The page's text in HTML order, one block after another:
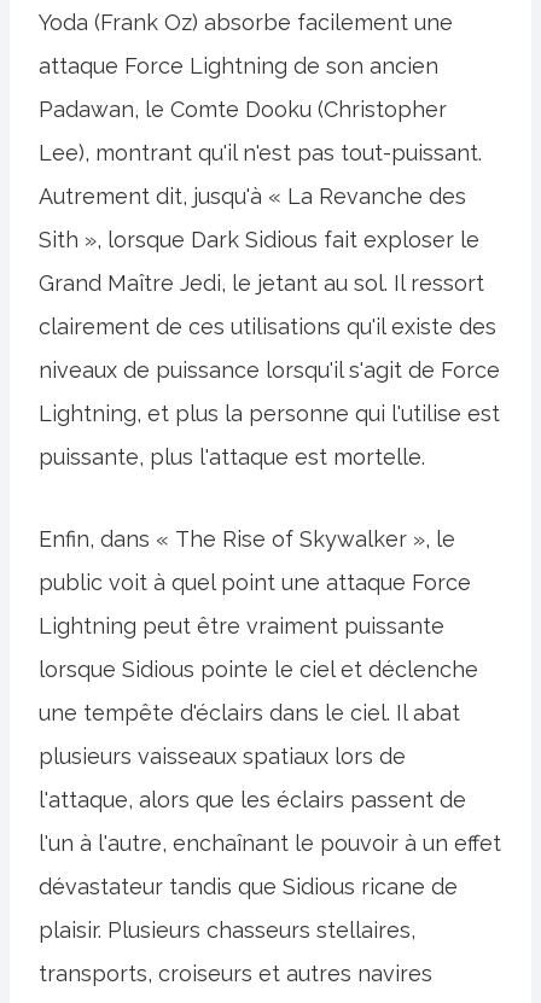
Yoda (Frank Oz) absorbe facilement une
attaque Force Lightning de son ancien
Padawan, le Comte Dooku (Christopher
Lee), montrant qu'il n'est pas tout-puissant.
Autrement dit, jusqu'à « La Revanche des
Sith », lorsque Dark Sidious fait exploser le
Grand Maître Jedi, le jetant au sol. Il ressort
clairement de ces utilisations qu'il existe des
niveaux de puissance lorsqu'il s'agit de Force
Lightning, et plus la personne qui l'utilise est
puissante, plus l'attaque est mortelle.
Enfin, dans « The Rise of Skywalker », le
public voit à quel point une attaque Force
Lightning peut être vraiment puissante
lorsque Sidious pointe le ciel et déclenche
une tempête d'éclairs dans le ciel. Il abat
plusieurs vaisseaux spatiaux lors de
l'attaque, alors que les éclairs passent de
l'un à l'autre, enchaînant le pouvoir à un effet
dévastateur tandis que Sidious ricane de
plaisir. Plusieurs chasseurs stellaires,
transports, croiseurs et autres navires